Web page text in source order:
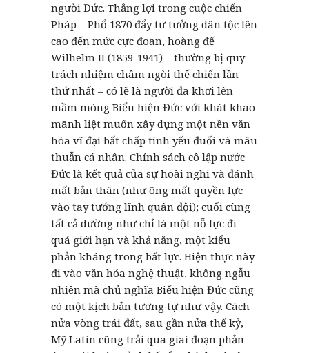
người Đức. Thắng lợi trong cuộc chiến
Pháp – Phổ 1870 đẩy tư tưởng dân tộc lên
cao đến mức cực đoan, hoàng đế
Wilhelm II (1859-1941) – thường bị quy
trách nhiệm châm ngòi thế chiến lần
thứ nhất – có lẽ là người đã khơi lên
mầm móng Biểu hiện Đức với khát khao
mãnh liệt muốn xây dựng một nền văn
hóa vĩ đại bất chấp tính yếu đuối và mâu
thuẫn cá nhân. Chính sách cô lập nước
Đức là kết quả của sự hoài nghi và đánh
mất bản thân (như ông mất quyền lực
vào tay tướng lĩnh quân đội); cuối cùng
tất cả dường như chỉ là một nỗ lực đi
quá giới hạn và khả năng, một kiểu
phản kháng trong bất lực. Hiện thực này
đi vào văn hóa nghệ thuật, không ngẫu
nhiên mà chủ nghĩa Biểu hiện Đức cũng
có một kịch bản tương tự như vậy. Cách
nửa vòng trái đất, sau gần nửa thế kỷ,
Mỹ Latin cũng trải qua giai đoạn phản